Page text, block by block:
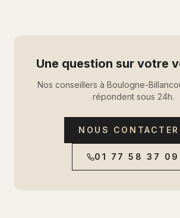
Une question sur votre
Nos conseillers à Boulogne-
répondent sous 24h.
NOUS CONTACTER
01 77 58 37 09